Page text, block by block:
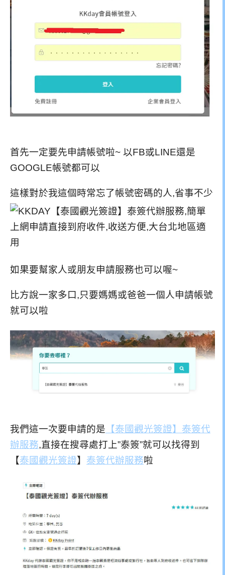
首先一定要先申請帳號啦~ 以FB或LINE還是
GOOGLE帳號都可以
這樣對於我這個時常忘了帳號密碼的人,省事不少
如果要幫家人或朋友申請服務也可以喔~
比方說一家多口,只要媽媽或爸爸一個人申請帳號
就可以啦
我們這一次要申請的是 【泰國觀光簽證】泰簽代
辦服務,直接在搜尋處打上”泰簽”就可以找得到
【泰國觀光簽證】 泰簽代辦服務啦